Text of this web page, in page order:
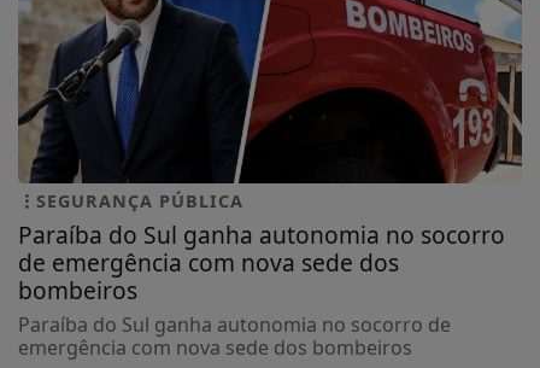
SEGURANÇA PÚBLICA
Paraíba do Sul ganha autonomia no socorro
de emergência com nova sede dos
bombeiros
Paraíba do Sul ganha autonomia no socorro de
emergência com nova sede dos bombeiros